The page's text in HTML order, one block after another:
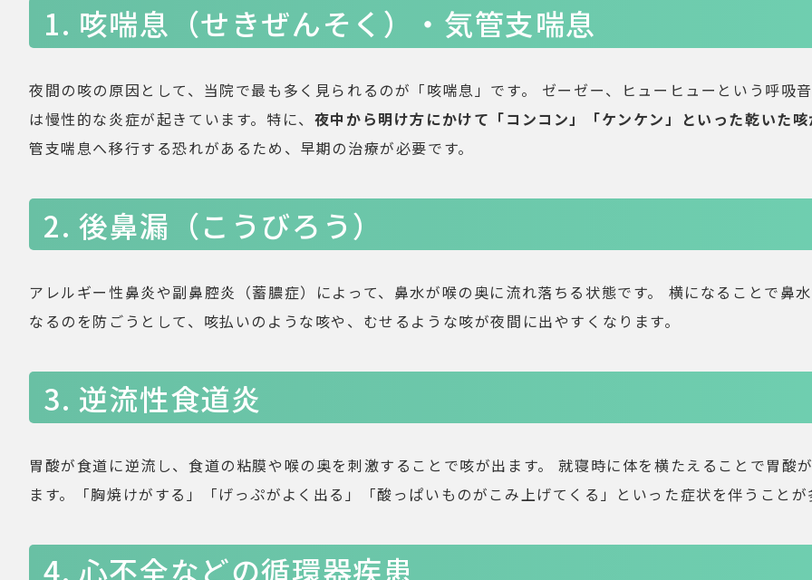
1. 咳喘息（せきぜんそく）・気管支喘息
夜間の咳の原因として、当院で最も多く見られるのが「咳喘息」です。 ゼーゼー、ヒューヒューという呼吸
は慢性的な炎症が起きています。特に、 夜中から明け方にかけて「コンコン」「ケンケン」といった乾いた
管支喘息へ移行する恐れがあるため、早期の治療が必要です。
2. 後鼻漏（こうびろう）
アレルギー性鼻炎や副鼻腔炎（蓄膿症）によって、鼻水が喉の奥に流れ落ちる状態です。 横になることで鼻
なるのを防ごうとして、咳払いのような咳や、むせるような咳が夜間に出やすくなります。
3. 逆流性食道炎
胃酸が食道に逆流し、食道の粘膜や喉の奥を刺激することで咳が出ます。 就寝時に体を横たえることで胃酸
ます。「胸焼けがする」「げっぷがよく出る」「酸っぱいものがこみ上げてくる」といった症状を伴うこと
4. 心不全などの循環器疾患